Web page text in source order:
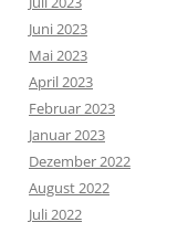
Juni 2023
Mai 2023
April 2023
Februar 2023
Januar 2023
Dezember 2022
August 2022
Juli 2022